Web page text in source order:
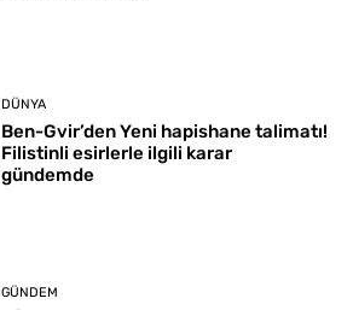
DÜNYA
Ben-Gvir’den Yeni hapishane talimatı!
Filistinli esirlerle ilgili karar
gündemde
GÜNDEM